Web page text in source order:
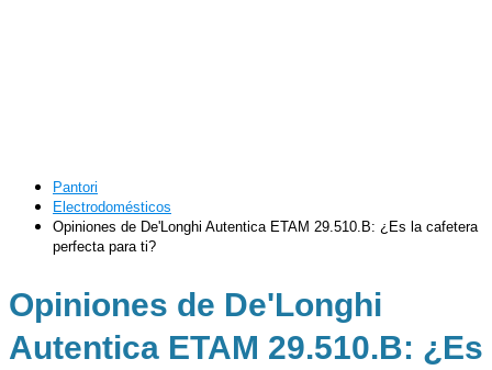
Pantori
Electrodomésticos
Opiniones de De'Longhi Autentica ETAM 29.510.B: ¿Es la cafetera
perfecta para ti?
Opiniones de De'Longhi
Autentica ETAM 29.510.B: ¿Es